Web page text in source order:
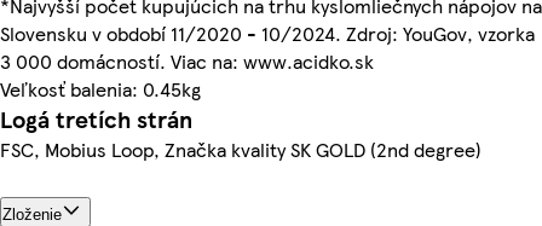
Slovensku v období 11/2020 - 10/2024. Zdroj: YouGov, vzorka
3 000 domácností. Viac na: www.acidko.sk
Veľkosť balenia: 0.45kg
Logá tretích strán
FSC, Mobius Loop, Značka kvality SK GOLD (2nd degree)
Zloženie